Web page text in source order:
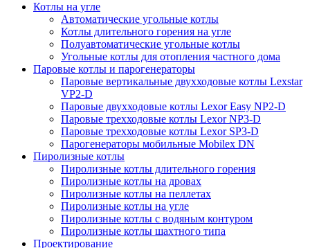
Котлы на угле
Автоматические угольные котлы
Котлы длительного горения на угле
Полуавтоматические угольные котлы
Угольные котлы для отопления частного дома
Паровые котлы и парогенераторы
Паровые вертикальные двухходовые котлы Lexstar
VP2-D
Паровые двухходовые котлы Lexor Easy NP2-D
Паровые трехходовые котлы Lexor NP3-D
Паровые трехходовые котлы Lexor SP3-D
Парогенераторы мобильные Mobilex DN
Пиролизные котлы
Пиролизные котлы длительного горения
Пиролизные котлы на дровах
Пиролизные котлы на пеллетах
Пиролизные котлы на угле
Пиролизные котлы с водяным контуром
Пиролизные котлы шахтного типа
Проектирование